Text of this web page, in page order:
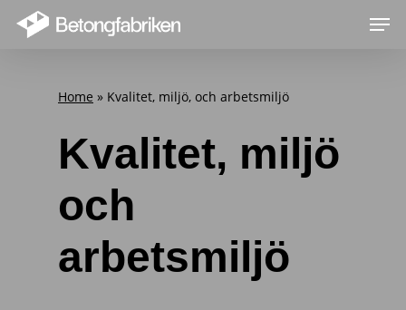
Home » Kvalitet, miljö, och arbetsmiljö
Kvalitet, miljö
och
arbetsmiljö